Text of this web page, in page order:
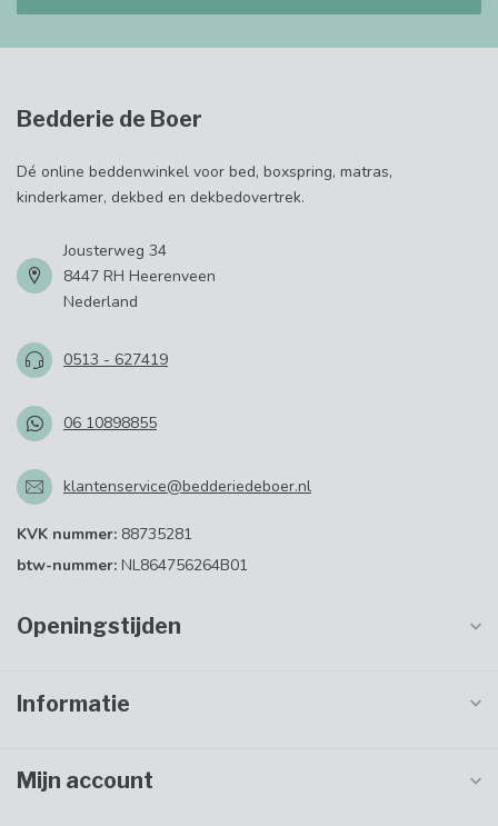
Bedderie de Boer
Dé online beddenwinkel voor bed, boxspring, matras,
kinderkamer, dekbed en dekbedovertrek.
Jousterweg 34
8447 RH Heerenveen
Nederland
0513 - 627419
06 10898855
klantenservice@bedderiedeboer.nl
KVK nummer: 88735281
btw-nummer: NL864756264B01
Openingstijden
Informatie
Mijn account